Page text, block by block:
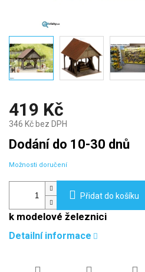
419 Kč
346 Kč bez DPH
Měrná
cena:
Dodání do 10-30 dnů
Možnosti doručení
Přidat do košíku
k modelové železnici
Detailní informace